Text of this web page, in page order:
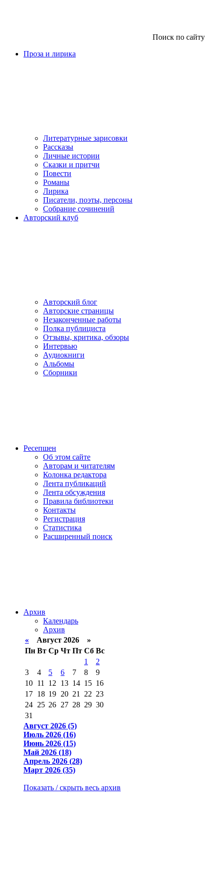
Поиск по сайту
Проза и лирика
Литературные зарисовки
Рассказы
Личные истории
Сказки и притчи
Повести
Романы
Лирика
Писатели, поэты, персоны
Собрание сочинений
Авторский клуб
Авторский блог
Авторские страницы
Незаконченные работы
Полка публициста
Отзывы, критика, обзоры
Интервью
Аудиокниги
Альбомы
Сборники
Ресепшен
Об этом сайте
Авторам и читателям
Колонка редактора
Лента публикаций
Лента обсуждения
Правила библиотеки
Контакты
Регистрация
Статистика
Расширенный поиск
Архив
Календарь
Архив
« Август 2026 »
Пн Вт Ср Чт Пт Сб Вс
1
2
3
4 5 6 7 8
9
10 11 12 13 14 15 16
17 18 19 20 21 22 23
24 25 26 27 28 29 30
31
Август 2026 (5)
Июль 2026 (16)
Июнь 2026 (15)
Май 2026 (18)
Апрель 2026 (28)
Март 2026 (35)
Показать / скрыть весь архив